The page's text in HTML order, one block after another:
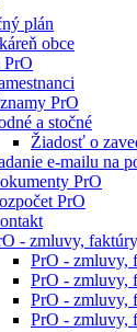
plán
obce
PrO
PrO
a stočné
Žiadosť o
e-mailu na
PrO
PrO
- zmluvy,
PrO - zmluvy,
PrO - zmluvy,
PrO - zmluvy,
PrO - zmluvy,